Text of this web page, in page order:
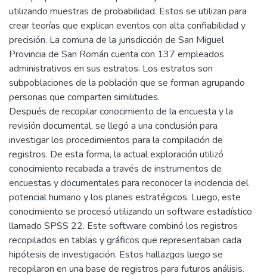
utilizando muestras de probabilidad. Estos se utilizan para
crear teorías que explican eventos con alta confiabilidad y
precisión. La comuna de la jurisdicción de San Miguel
Provincia de San Román cuenta con 137 empleados
administrativos en sus estratos. Los estratos son
subpoblaciones de la población que se forman agrupando
personas que comparten similitudes.
Después de recopilar conocimiento de la encuesta y la
revisión documental, se llegó a una conclusión para
investigar los procedimientos para la compilación de
registros. De esta forma, la actual exploración utilizó
conocimiento recabada a través de instrumentos de
encuestas y documentales para reconocer la incidencia del
potencial humano y los planes estratégicos. Luego, este
conocimiento se procesó utilizando un software estadístico
llamado SPSS 22. Este software combinó los registros
recopilados en tablas y gráficos que representaban cada
hipótesis de investigación. Estos hallazgos luego se
recopilaron en una base de registros para futuros análisis.